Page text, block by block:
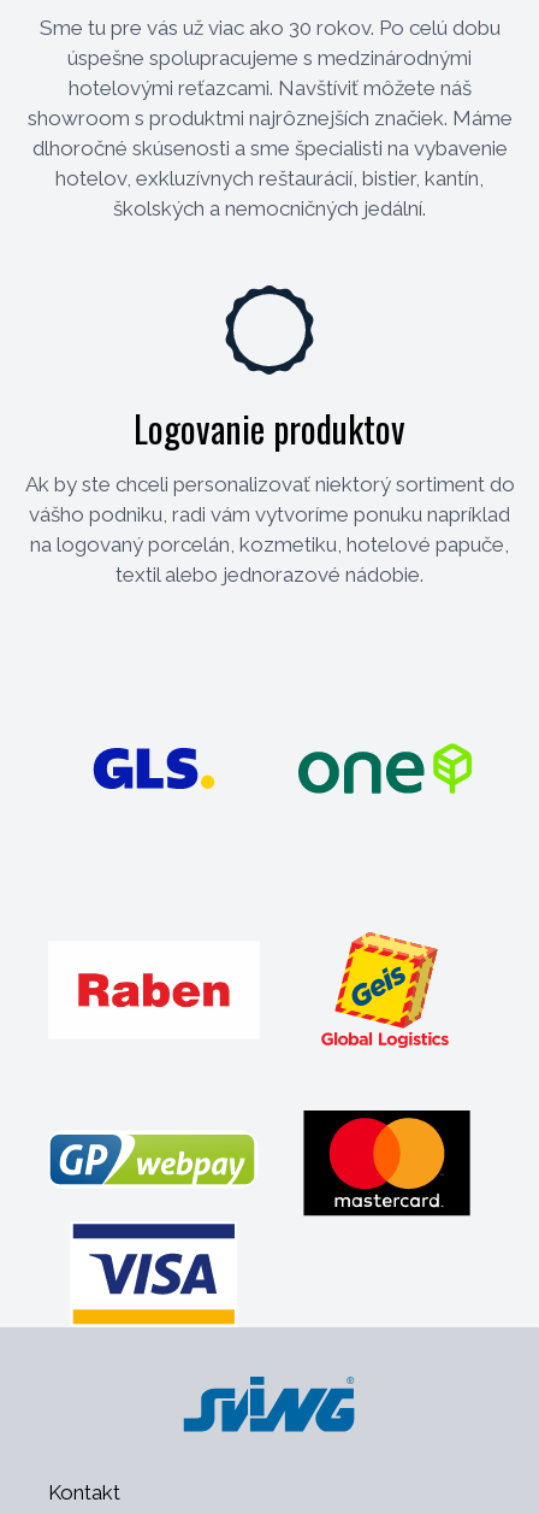
Sme tu pre vás už viac ako 30 rokov. Po celú dobu
úspešne spolupracujeme s medzinárodnými
hotelovými reťazcami. Navštíviť môžete náš
showroom s produktmi najrôznejších značiek. Máme
dlhoročné skúsenosti a sme špecialisti na vybavenie
hotelov, exkluzívnych reštaurácií, bistier, kantín,
školských a nemocničných jedální.
Logovanie produktov
Ak by ste chceli personalizovať niektorý sortiment do
vášho podniku, radi vám vytvoríme ponuku napríklad
na logovaný porcelán, kozmetiku, hotelové papuče,
textil alebo jednorazové nádobie.
Kontakt